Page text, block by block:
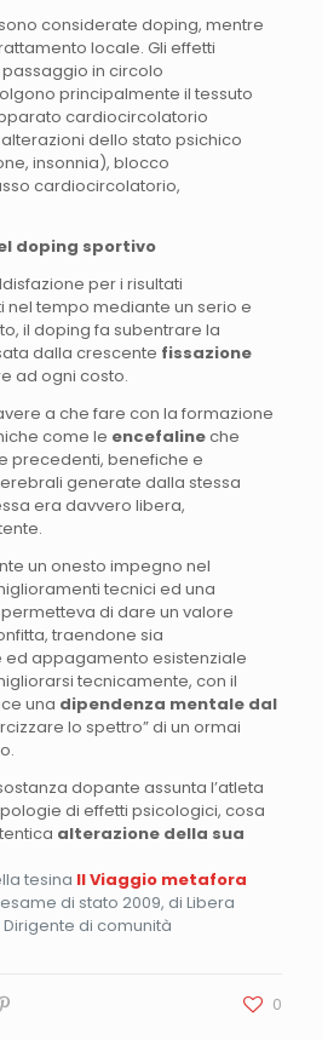
considerate doping, mentre
locale. Gli effetti
in circolo
principalmente il tessuto
cardiocircolatorio
dello stato psichico
insonnia), blocco
cardiocircolatorio,
doping sportivo
per i risultati
tempo mediante un serio e
il doping fa subentrare la
dalla crescente fissazione
ad ogni costo.
a che fare con la formazione
come le encefalineche
precedenti, benefiche e
generate dalla stessa
era davvero libera,
un onesto impegno nel
tecnici ed una
di dare un valore
traendone sia
appagamento esistenziale
tecnicamente, con il
una dipendenza mentale dal
lo spettro” di un ormai
dopante assunta l’atleta
di effetti psicologici, cosa
alterazione della sua
tesina Il Viaggio metafora
di stato 2009, di Libera
di comunità
0